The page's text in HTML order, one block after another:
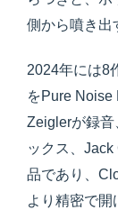
側から噴き出
2024年には8
をPure Noise
Zeiglerが録音
ックス、
品であり、
より精密で開